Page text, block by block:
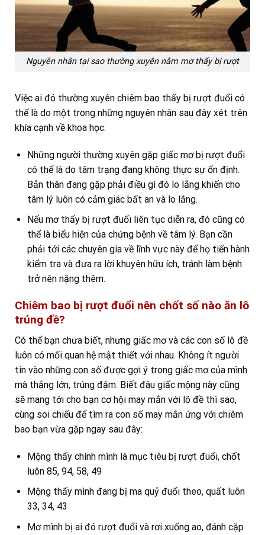
Nguyên nhân tại sao thường xuyên nằm mơ thấy bị rượt
Việc ai đó thường xuyên chiêm bao thấy bị rượt đuổi có
thể là do một trong những nguyên nhân sau đây xét trên
khía cạnh về khoa học:
Những người thường xuyên gặp giấc mơ bị rượt đuổi
có thể là do tâm trạng đang không thực sự ổn định.
Bản thân đang gặp phải điều gì đó lo lắng khiến cho
tâm lý luôn có cảm giác bất an và lo lắng.
Nếu mơ thấy bị rượt đuổi liên tục diễn ra, đó cũng có
thể là biểu hiện của chứng bệnh về tâm lý. Bạn cần
phải tới các chuyên gia về lĩnh vực này để họ tiến hành
kiểm tra và đưa ra lời khuyên hữu ích, tránh làm bệnh
trở nên nặng thêm.
Chiêm bao bị rượt đuổi nên chốt số nào ăn lô
trúng đề?
Có thể bạn chưa biết, nhưng giấc mơ và các con số lô đề
luôn có mối quan hệ mật thiết với nhau. Không ít người
tin vào những con số được gợi ý trong giấc mơ của mình
mà thắng lớn, trúng đậm. Biết đâu giấc mộng này cũng
sẽ mang tới cho bạn cơ hội may mắn với lô đề thì sao,
cùng soi chiếu để tìm ra con số may mắn ứng với chiêm
bao bạn vừa gặp ngay sau đây:
Mộng thấy chính mình là mục tiêu bị rượt đuổi, chốt
luôn 85, 94, 58, 49
Mộng thấy mình đang bị ma quỷ đuổi theo, quất luôn
33, 34, 43
Mơ mình bị ai đó rượt đuổi và rơi xuống ao, đánh cặp